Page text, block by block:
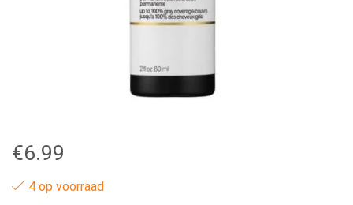
€6.99
4 op voorraad